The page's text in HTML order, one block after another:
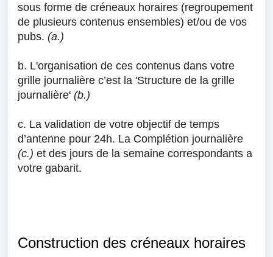
sous forme de créneaux horaires (regroupement
de plusieurs contenus ensembles) et/ou de vos
pubs. (a.)
b. L'organisation de ces contenus dans votre
grille journalière c’est la 'Structure de la grille
journalière' (b.)
c. La validation de votre objectif de temps
d’antenne pour 24h. La Complétion journalière
(c.) et des jours de la semaine correspondants a
votre gabarit.
Construction des créneaux horaires